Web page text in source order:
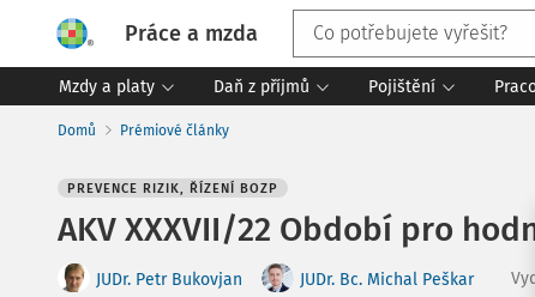
Práce a mzda
Mzdy a platy Daň z příjmů Pojištění
Domů Prémiové články
PREVENCE RIZIK, ŘÍZENÍ BOZP
AKV XXXVII/22 Období pro
JUDr. Petr Bukovjan JUDr. Bc. Michal Peškar